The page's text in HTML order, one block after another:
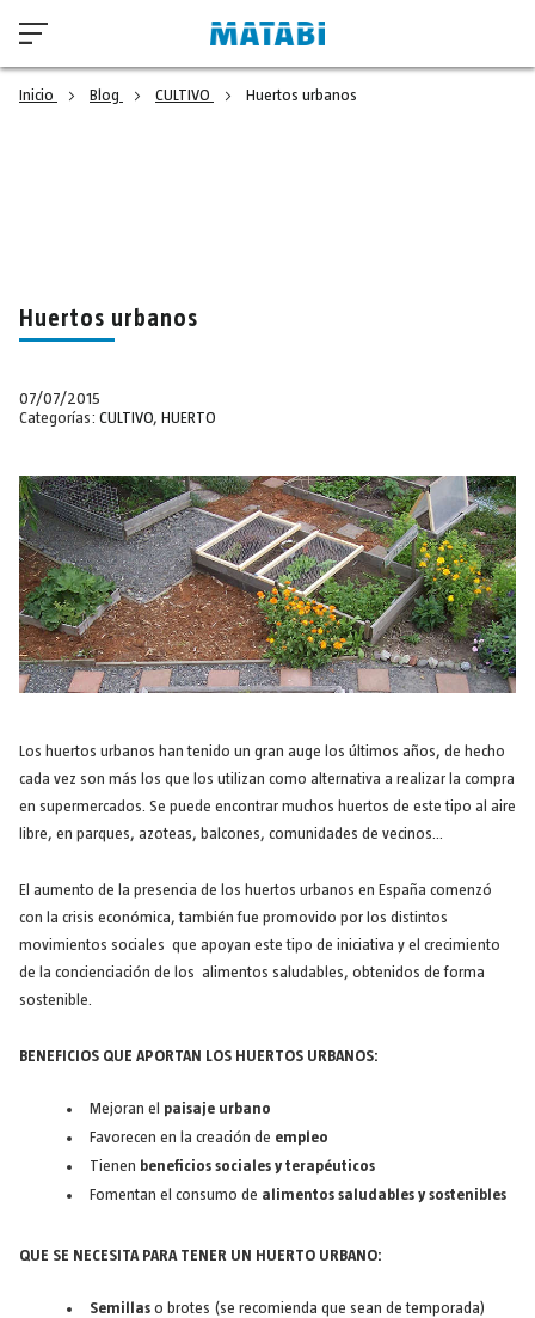
Inicio Blog CULTIVO Huertos urbanos
Huertos urbanos
07/07/2015
Categorías: CULTIVO, HUERTO
Los huertos urbanos han tenido un gran auge los últimos años, de hecho
cada vez son más los que los utilizan como alternativa a realizar la compra
en supermercados. Se puede encontrar muchos huertos de este tipo al aire
libre, en parques, azoteas, balcones, comunidades de vecinos…
El aumento de la presencia de los huertos urbanos en España comenzó
con la crisis económica, también fue promovido por los distintos
movimientos sociales que apoyan este tipo de iniciativa y el crecimiento
de la concienciación de los alimentos saludables, obtenidos de forma
sostenible.
BENEFICIOS QUE APORTAN LOS HUERTOS URBANOS:
Mejoran el paisaje urbano
Favorecen en la creación de empleo
Tienen beneficios sociales y terapéuticos
Fomentan el consumo de alimentos saludables y sostenibles
QUE SE NECESITA PARA TENER UN HUERTO URBANO:
Semillas o brotes (se recomienda que sean de temporada)